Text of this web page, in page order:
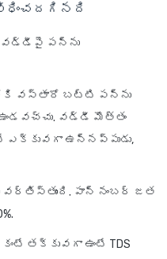
పన్ను
వస్తారో బట్టి పన్ను
ఉండవచ్చు. వడ్డీ మొత్తం
ఎక్కువగా ఉన్నప్పుడు,
పాన్ నంబర్ జత
తక్కువగా ఉంటే TDS